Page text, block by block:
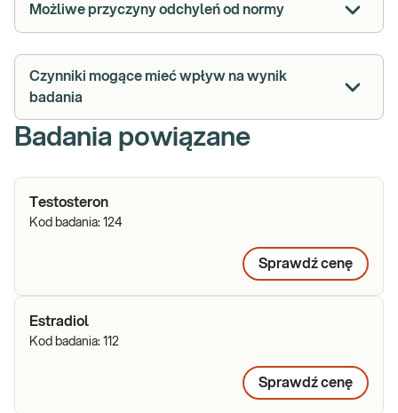
Możliwe przyczyny odchyleń od normy
Czynniki mogące mieć wpływ na wynik
badania
Badania powiązane
Testosteron
Kod badania: 124
Sprawdź cenę
Estradiol
Kod badania: 112
Sprawdź cenę